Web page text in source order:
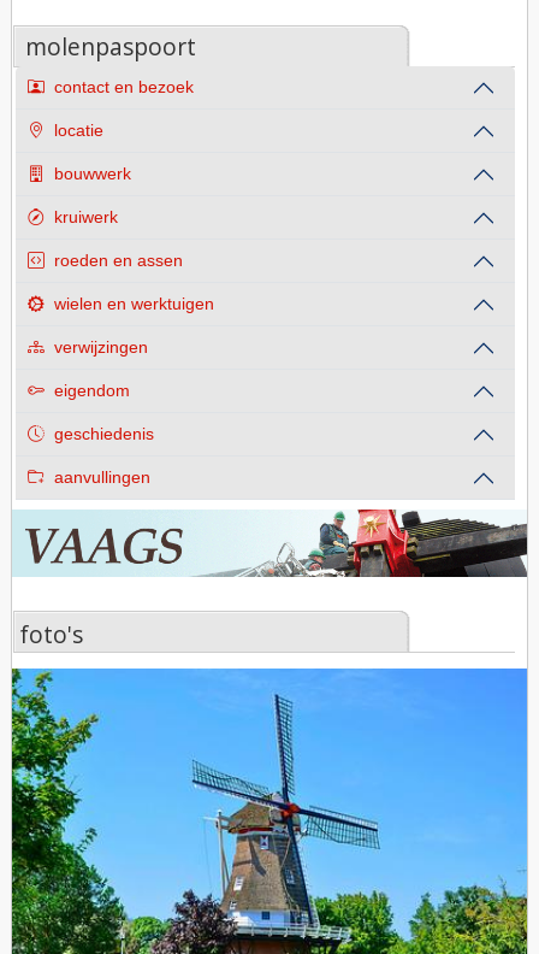
molenpaspoort
contact en bezoek
locatie
bouwwerk
kruiwerk
roeden en assen
wielen en werktuigen
verwijzingen
eigendom
geschiedenis
aanvullingen
foto's
foto's